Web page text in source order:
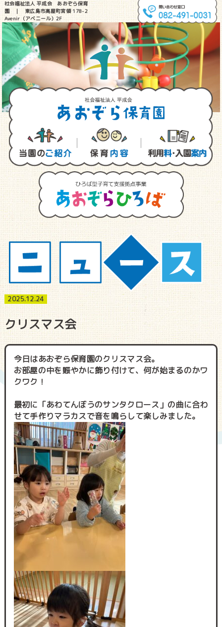
社会福祉法人 平成会 あおぞら保育
園 ｜ 東広島市高屋町宮領 178-2
Avenir（アベニール）2F
2025.12.24
クリスマス会
今日はあおぞら保育園のクリスマス会。
お部屋の中を賑やかに飾り付けて、何が始まるのかワ
クワク！
最初に「あわてんぼうのサンタクロース」の曲に合わ
せて手作りマラカスで音を鳴らして楽しみました。